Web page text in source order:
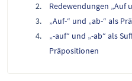
Redewendungen „Auf
„Auf-“ und „ab-“ als
„-auf“ und „-ab“ als
Präpositionen